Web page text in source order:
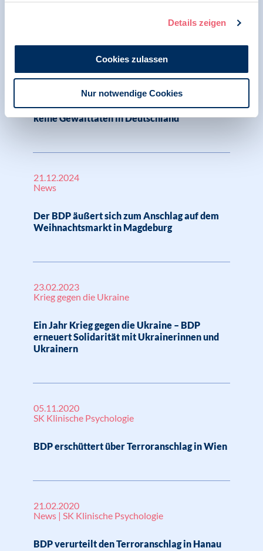
Details zeigen
Cookies zulassen
Nur notwendige Cookies
29.01.2025
Pressemitteilung | Psychologie in Krisen
BDP mahnt zu Besonnenheit: Stigmatisierung
und Ausgrenzung von Geflüchteten und
psychisch erkrankten Menschen verhindern
keine Gewalttaten in Deutschland
21.12.2024
News
Der BDP äußert sich zum Anschlag auf dem
Weihnachtsmarkt in Magdeburg
23.02.2023
Krieg gegen die Ukraine
Ein Jahr Krieg gegen die Ukraine – BDP
erneuert Solidarität mit Ukrainerinnen und
Ukrainern
05.11.2020
SK Klinische Psychologie
BDP erschüttert über Terroranschlag in Wien
21.02.2020
News | SK Klinische Psychologie
BDP verurteilt den Terroranschlag in Hanau